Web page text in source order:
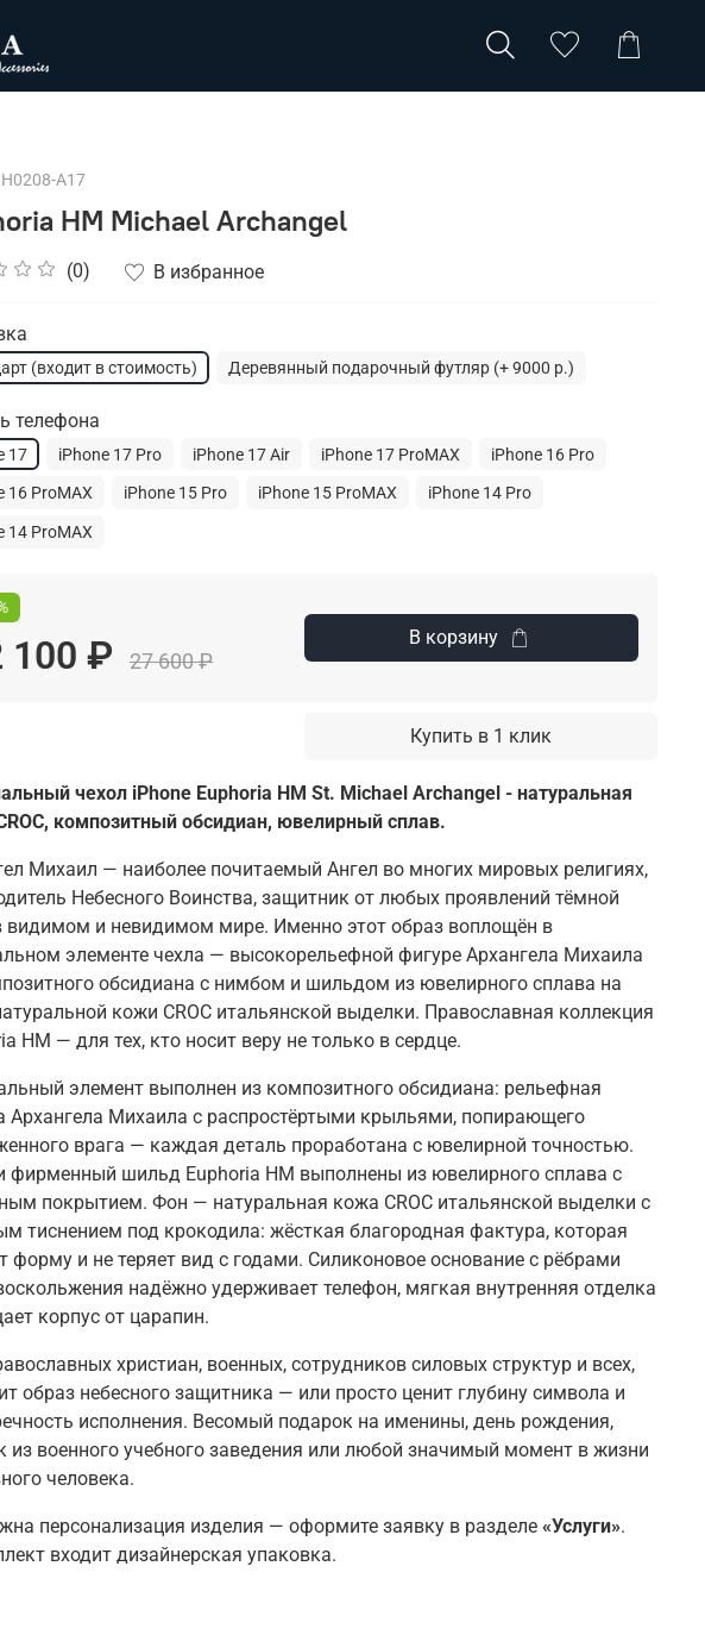
A17
HM Michael Archangel
(0) В избранное
(входит в стоимость) Деревянный подарочный футляр (+ 9000 р.)
телефона
17 iPhone 17 Pro iPhone 17 Air iPhone 17 ProMAX iPhone 16 Pro
16 ProMAX iPhone 15 Pro iPhone 15 ProMAX iPhone 14 Pro
14 ProMAX
100 ₽ 27 600 ₽
В корзину
Купить в 1 клик
чехол iPhone Euphoria HM St. Michael Archangel - натуральная
композитный обсидиан, ювелирный сплав.
Михаил — наиболее почитаемый Ангел во многих мировых религиях,
Небесного Воинства, защитник от любых проявлений тёмной
видимом и невидимом мире. Именно этот образ воплощён в
элементе чехла — высокорельефной фигуре Архангела Михаила
обсидиана с нимбом и шильдом из ювелирного сплава на
кожи CROC итальянской выделки. Православная коллекция
HM — для тех, кто носит веру не только в сердце.
элемент выполнен из композитного обсидиана: рельефная
Архангела Михаила с распростёртыми крыльями, попирающего
врага — каждая деталь проработана с ювелирной точностью.
фирменный шильд Euphoria HM выполнены из ювелирного сплава с
покрытием. Фон — натуральная кожа CROC итальянской выделки с
тиснением под крокодила: жёсткая благородная фактура, которая
форму и не теряет вид с годами. Силиконовое основание с рёбрами
надёжно удерживает телефон, мягкая внутренняя отделка
корпус от царапин.
христиан, военных, сотрудников силовых структур и всех,
образ небесного защитника — или просто ценит глубину символа и
исполнения. Весомый подарок на именины, день рождения,
из военного учебного заведения или любой значимый момент в жизни
человека.
персонализация изделия — оформите заявку в разделе «Услуги».
входит дизайнерская упаковка.